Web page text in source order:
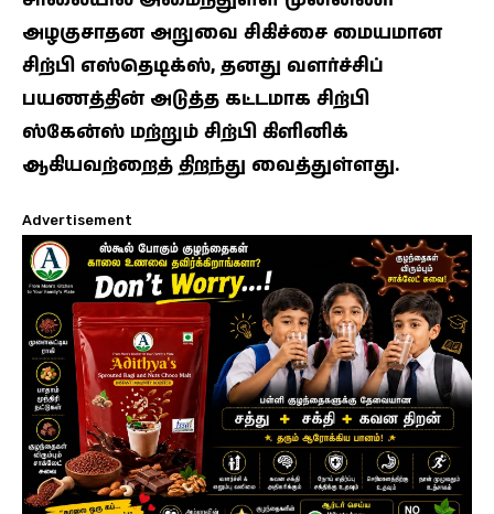
அழகுசாதன அறுவை சிகிச்சை மையமான
சிற்பி எஸ்தெடிக்ஸ், தனது வளர்ச்சிப்
பயணத்தின் அடுத்த கட்டமாக சிற்பி
ஸ்கேன்ஸ் மற்றும் சிற்பி கிளினிக்
ஆகியவற்றைத் திறந்து வைத்துள்ளது.
Advertisement